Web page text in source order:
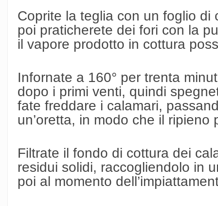
Coprite la teglia con un foglio di
poi praticherete dei fori con la
il vapore prodotto in cottura
Infornate a 160° per trenta
dopo i primi venti, quindi
fate freddare i calamari,
un’oretta, in modo che il
Filtrate il fondo di cottura dei
residui solidi, raccogliendolo in
poi al momento